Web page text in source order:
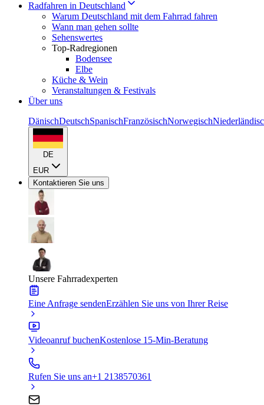
Radfahren in Deutschland
Warum Deutschland mit dem Fahrrad fahren
Wann man gehen sollte
Sehenswertes
Top-Radregionen
Bodensee
Elbe
Küche & Wein
Veranstaltungen & Festivals
Über uns
DänischDeutschSpanischFranzösischNorwegisch
DE
EUR
Kontaktieren Sie uns
Unsere Fahrradexperten
Eine Anfrage sendenErzählen Sie uns von Ihrer Reise
Videoanruf buchenKostenlose 15-Min-Beratung
Rufen Sie uns an+1 2138570361